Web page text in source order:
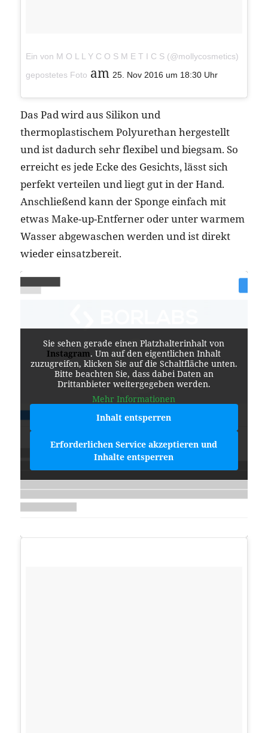
Ein von M O L L Y C O S M E T I C S (@mollycosmetics)
gepostetes Foto am 25. Nov 2016 um 18:30 Uhr
Das Pad wird aus Silikon und
thermoplastischem Polyurethan hergestellt
und ist dadurch sehr flexibel und biegsam. So
erreicht es jede Ecke des Gesichts, lässt sich
perfekt verteilen und liegt gut in der Hand.
Anschließend kann der Sponge einfach mit
etwas Make-up-Entferner oder unter warmem
Wasser abgewaschen werden und ist direkt
wieder einsatzbereit.
Sie sehen gerade einen Platzhalterinhalt von
Instagram. Um auf den eigentlichen Inhalt
zuzugreifen, klicken Sie auf die Schaltfläche unten.
Bitte beachten Sie, dass dabei Daten an
Drittanbieter weitergegeben werden.
Mehr Informationen
Inhalt entsperren
Erforderlichen Service akzeptieren und
Inhalte entsperren